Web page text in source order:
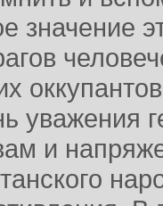
значение
уважения
и